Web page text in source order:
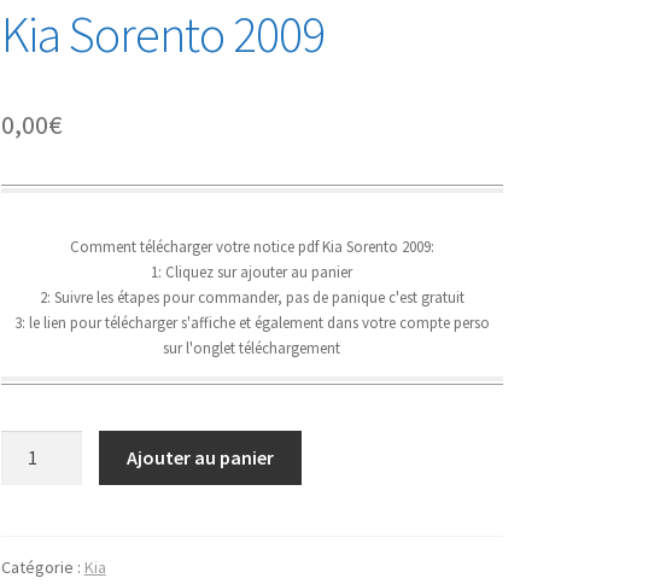
Kia Sorento 2009
0,00€
Comment télécharger votre notice pdf Kia Sorento 2009:
1: Cliquez sur ajouter au panier
2: Suivre les étapes pour commander, pas de panique c'est gratuit
3: le lien pour télécharger s'affiche et également dans votre compte perso
sur l'onglet téléchargement
2009
Ajouter au panier
Catégorie : Kia